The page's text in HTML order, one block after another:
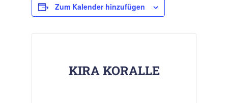
Zum Kalender hinzufügen
KIRA KORALLE